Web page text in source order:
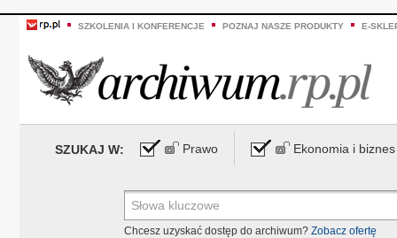
SZKOLENIA I KONFERENCJE POZNAJ NASZE PRODUKTY E-
SZUKAJ W: Prawo Ekonomia i biznes
Chcesz uzyskać dostęp do archiwum? Zobacz ofertę